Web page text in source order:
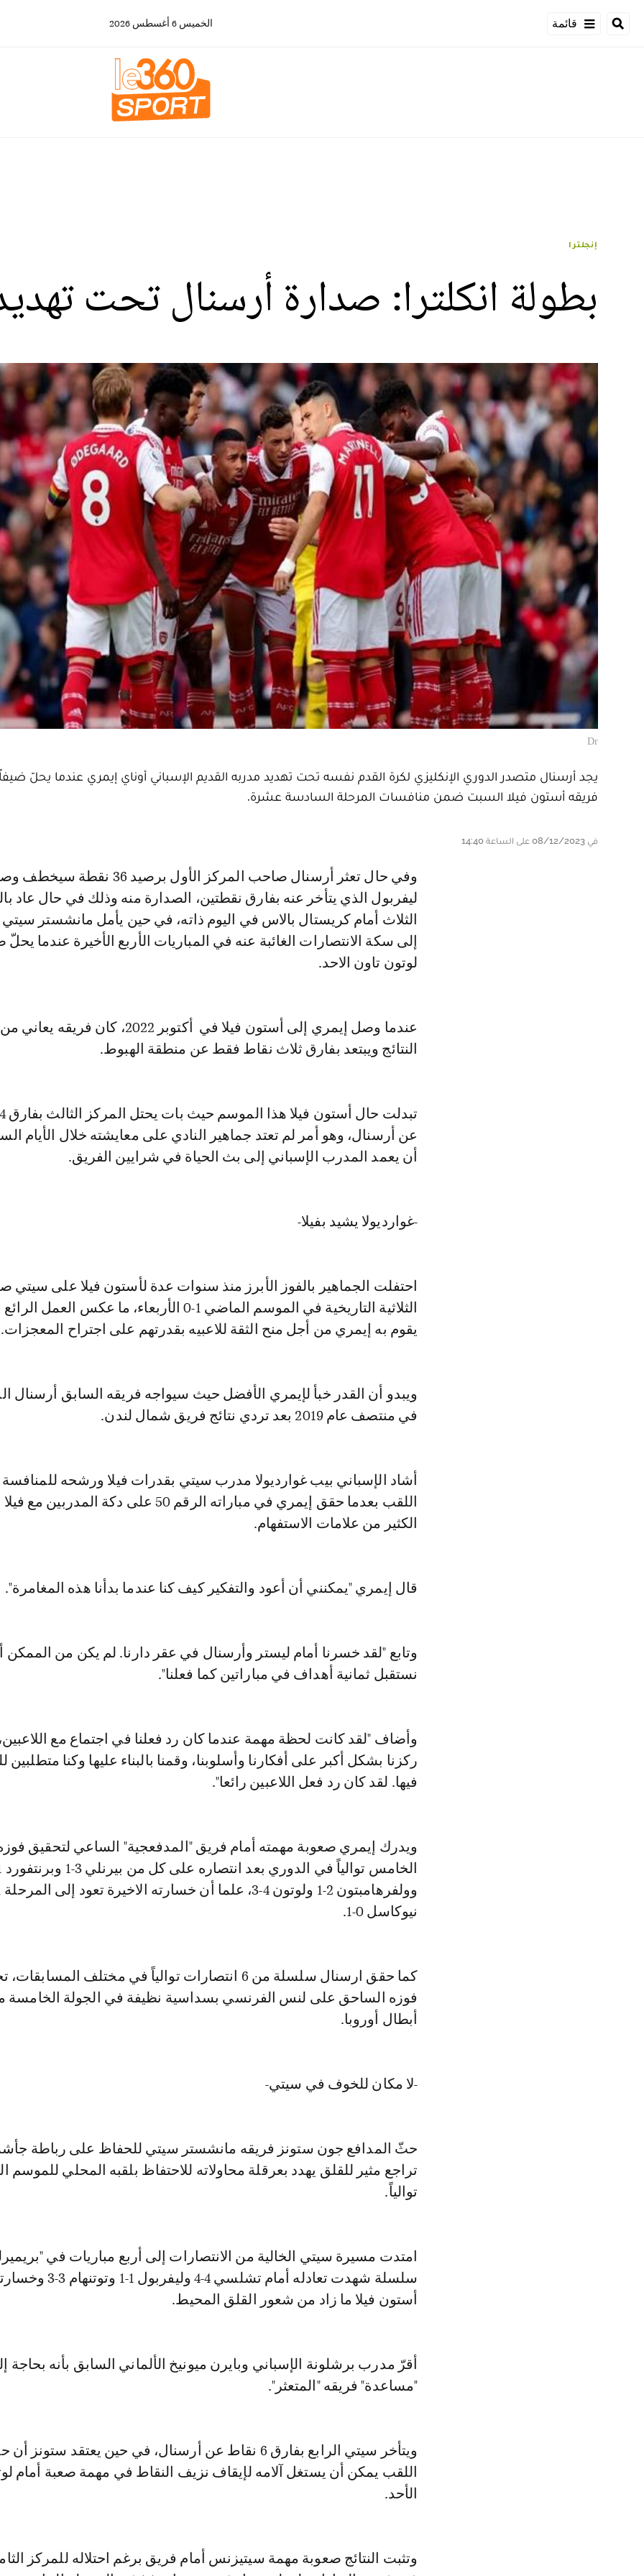
قائمة الخميس 6 أغسطس 2026
إنجلترا
بطولة انكلترا: صدارة أرسنال تحت
Dr
يجد أرسنال متصدر الدوري الإنكليزي لكرة القدم نفسه تحت تهديد مدربه القديم الإسباني أوناي إيمري عندما يحلّ
فريقه أستون فيلا السبت ضمن منافسات المرحلة السادسة عشرة.
في 08/12/2023 على الساعة 14:40
وفي حال تعثر أرسنال صاحب المركز الأول برصيد 36 نقطة سيخطف وصيفه
ليفربول الذي يتأخر عنه بفارق نقطتين، الصدارة منه وذلك في حال عاد
الثلاث أمام كريستال بالاس في اليوم ذاته، في حين يأمل مانشستر سيتي
إلى سكة الانتصارات الغائبة عنه في المباريات الأربع الأخيرة عندما
لوتون تاون الاحد.
عندما وصل إيمري إلى أستون فيلا في أكتوبر 2022، كان
النتائج ويبتعد بفارق ثلاث نقاط فقط عن منطقة الهبوط.
عن أرسنال، وهو أمر لم تعتد جماهير النادي على معايشته خلال الأيام
أن يعمد المدرب الإسباني إلى بث الحياة في شرايين الفريق.
-غوارديولا يشيد بفيلا-
احتفلت الجماهير بالفوز الأبرز منذ سنوات عدة لأستون فيلا على سيتي
الثلاثية التاريخية في الموسم الماضي 1-0 الأربعاء، ما عكس العمل
يقوم به إيمري من أجل منح الثقة للاعبيه بقدرتهم على اجتراح المعجزات.
ويبدو أن القدر خبأ لإيمري الأفضل حيث سيواجه فريقه السابق أرسنال
في منتصف عام 2019 بعد تردي نتائج فريق شمال لندن.
أشاد الإسباني بيب غوارديولا مدرب سيتي بقدرات فيلا ورشحه
اللقب بعدما حقق إيمري في مباراته الرقم 50 على دكة
الكثير من علامات الاستفهام.
قال إيمري "يمكنني أن أعود والتفكير كيف كنا عندما بدأنا هذه المغامرة".
وتابع "لقد خسرنا أمام ليستر وأرسنال في عقر دارنا. لم يكن من الممكن
نستقبل ثمانية أهداف في مباراتين كما فعلنا".
وأضاف "لقد كانت لحظة مهمة عندما كان رد فعلنا في اجتماع مع
ركزنا بشكل أكبر على أفكارنا وأسلوبنا، وقمنا بالبناء عليها وكنا متطلبين
فيها. لقد كان رد فعل اللاعبين رائعا".
ويدرك إيمري صعوبة مهمته أمام فريق "المدفعجية" الساعي لتحقيق
نيوكاسل 0-1.
كما حقق ارسنال سلسلة من 6 انتصارات توالياً في مختلف
فوزه الساحق على لنس الفرنسي بسداسية نظيفة في الجولة الخامسة
أبطال أوروبا.
-لا مكان للخوف في سيتي-
حثّ المدافع جون ستونز فريقه مانشستر سيتي للحفاظ على رباطة
تراجع مثير للقلق يهدد بعرقلة محاولاته للاحتفاظ بلقبه المحلي للموسم
توالياً.
امتدت مسيرة سيتي الخالية من الانتصارات إلى أربع مباريات في
سلسلة شهدت تعادله أمام تشلسي 4-4
أستون فيلا ما زاد من شعور القلق المحيط.
أقرّ مدرب برشلونة الإسباني وبايرن ميونيخ الألماني السابق بأنه بحاجة
"مساعدة" فريقه "المتعثر".
ويتأخر سيتي الرابع بفارق 6 نقاط عن أرسنال، في حين يعتقد ستونز
اللقب يمكن أن يستغل آلامه لإيقاف نزيف النقاط في مهمة صعبة أمام
الأحد.
وتثبت النتائج صعوبة مهمة سيتيزنس أمام فريق برغم احتلاله للمركز